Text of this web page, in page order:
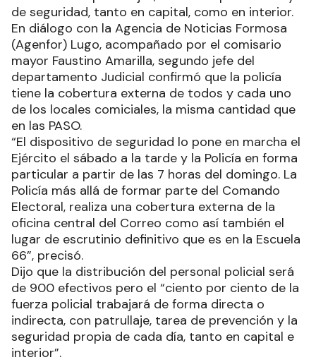
de seguridad, tanto en capital, como en interior.
En diálogo con la Agencia de Noticias Formosa
(Agenfor) Lugo, acompañado por el comisario
mayor Faustino Amarilla, segundo jefe del
departamento Judicial confirmó que la policía
tiene la cobertura externa de todos y cada uno
de los locales comiciales, la misma cantidad que
en las PASO.
“El dispositivo de seguridad lo pone en marcha el
Ejército el sábado a la tarde y la Policía en forma
particular a partir de las 7 horas del domingo. La
Policía más allá de formar parte del Comando
Electoral, realiza una cobertura externa de la
oficina central del Correo como así también el
lugar de escrutinio definitivo que es en la Escuela
66”, precisó.
Dijo que la distribución del personal policial será
de 900 efectivos pero el “ciento por ciento de la
fuerza policial trabajará de forma directa o
indirecta, con patrullaje, tarea de prevención y la
seguridad propia de cada día, tanto en capital e
interior”.